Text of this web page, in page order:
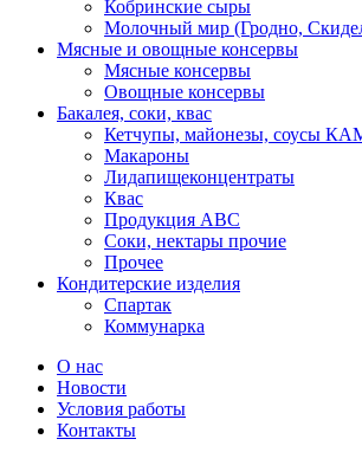
Кобринские сыры
Молочный мир (Гродно,
Мясные и овощные консервы
Мясные консервы
Овощные консервы
Бакалея, соки, квас
Кетчупы, майонезы, соусы
Макароны
Лидапищеконцентраты
Квас
Продукция АВС
Соки, нектары прочие
Прочее
Кондитерские изделия
Спартак
Коммунарка
О нас
Новости
Условия работы
Контакты